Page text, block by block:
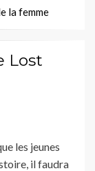
la femme
Lost
les jeunes
il faudra